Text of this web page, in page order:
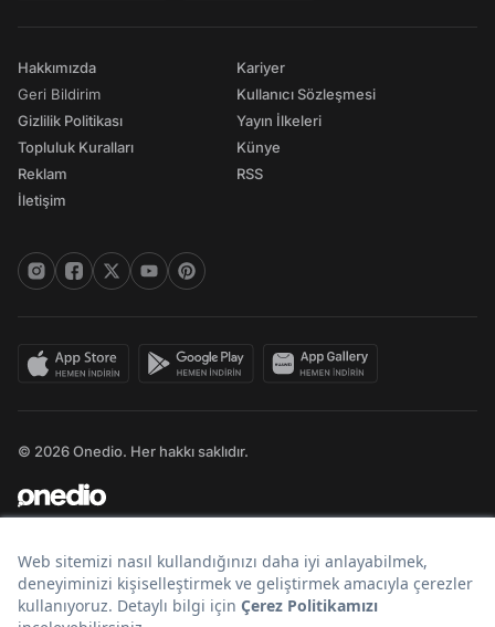
Hakkımızda
Geri Bildirim
Gizlilik Politikası
Topluluk Kuralları
Reklam
İletişim
Kariyer
Kullanıcı Sözleşmesi
Yayın İlkeleri
Künye
RSS
© 2026 Onedio. Her hakkı saklıdır.
Bir markasıdır.